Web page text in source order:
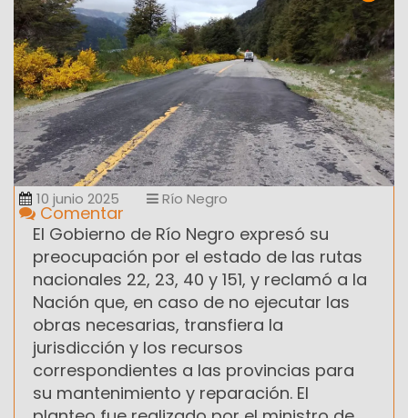
10 junio 2025 Río Negro
Comentar
El Gobierno de Río Negro expresó su
preocupación por el estado de las rutas
nacionales 22, 23, 40 y 151, y reclamó a la
Nación que, en caso de no ejecutar las
obras necesarias, transfiera la
jurisdicción y los recursos
correspondientes a las provincias para
su mantenimiento y reparación. El